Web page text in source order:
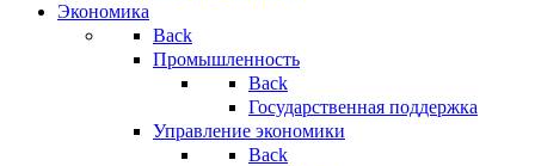
Экономика
Back
Промышленность
Back
Государственная поддержка
Управление экономики
Back